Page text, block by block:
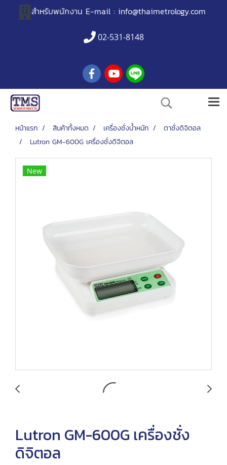
สำหรับพนักงาน E-mail : info@thaimetrology.com
02-531-8148
หน้าแรก สินค้าทั้งหมด เครื่องชั่งน้ำหนัก
ตาชั่งดิจิตอล
Lutron GM-600G เครื่องชั่งดิจิตอล
New
Lutron GM-600G เครื่องชั่ง
ดิจิตอล